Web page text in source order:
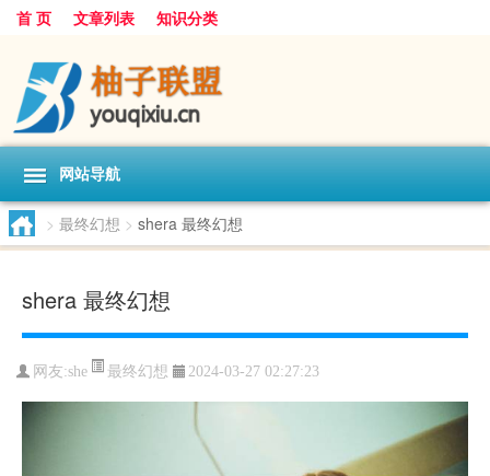
首 页 文章列表 知识分类
网站导航
> 最终幻想 > shera 最终幻想
shera 最终幻想
网友:she 最终幻想 2024-03-27 02:27:23